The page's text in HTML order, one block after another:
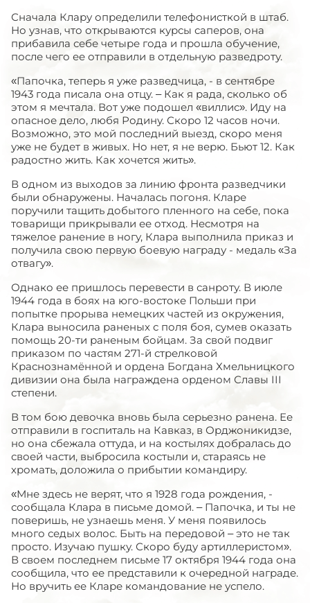
Сначала Клару определили телефонисткой в штаб.
Но узнав, что открываются курсы саперов, она
прибавила себе четыре года и прошла обучение,
после чего ее отправили в отдельную разведроту.
«Папочка, теперь я уже разведчица, - в сентябре
1943 года писала она отцу. – Как я рада, сколько об
этом я мечтала. Вот уже подошел «виллис». Иду на
опасное дело, любя Родину. Скоро 12 часов ночи.
Возможно, это мой последний выезд, скоро меня
уже не будет в живых. Но нет, я не верю. Бьют 12. Как
радостно жить. Как хочется жить».
В одном из выходов за линию фронта разведчики
были обнаружены. Началась погоня. Кларе
поручили тащить добытого пленного на себе, пока
товарищи прикрывали ее отход. Несмотря на
тяжелое ранение в ногу, Клара выполнила приказ и
получила свою первую боевую награду - медаль «За
отвагу».
Однако ее пришлось перевести в санроту. В июле
1944 года в боях на юго-востоке Польши при
попытке прорыва немецких частей из окружения,
Клара выносила раненых с поля боя, сумев оказать
помощь 20-ти раненым бойцам. За свой подвиг
приказом по частям 271-й стрелковой
Краснознамённой и ордена Богдана Хмельницкого
дивизии она была награждена орденом Славы III
степени.
В том бою девочка вновь была серьезно ранена. Ее
отправили в госпиталь на Кавказ, в Орджоникидзе,
но она сбежала оттуда, и на костылях добралась до
своей части, выбросила костыли и, стараясь не
хромать, доложила о прибытии командиру.
«Мне здесь не верят, что я 1928 года рождения, -
сообщала Клара в письме домой. – Папочка, и ты не
поверишь, не узнаешь меня. У меня появилось
много седых волос. Быть на передовой – это не так
просто. Изучаю пушку. Скоро буду артиллеристом».
В своем последнем письме 17 октября 1944 года она
сообщила, что ее представили к очередной награде.
Но вручить ее Кларе командование не успело.